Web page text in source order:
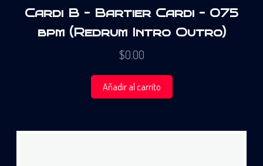
Cardi B – Bartier Cardi – 075
bpm (Redrum Intro Outro)
$0.00
Añadir al carrito